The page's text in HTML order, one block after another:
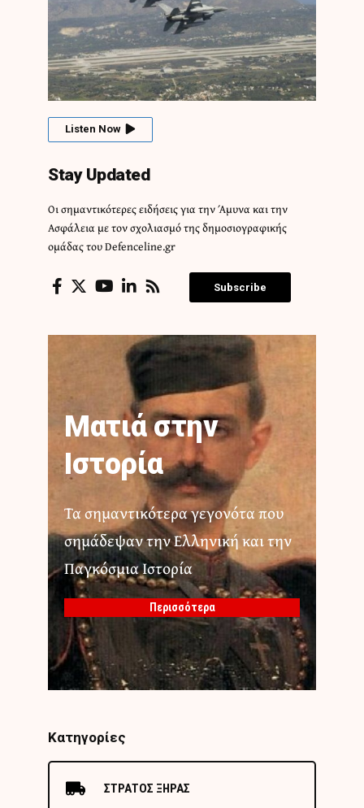
Listen Now
Stay Updated
Οι σημαντικότερες ειδήσεις για την Άμυνα και την
Ασφάλεια με τον σχολιασμό της δημοσιογραφικής
ομάδας του Defenceline.gr
Subscribe
Ματιά στην
Ιστορία
Τα σημαντικότερα γεγονότα που
σημάδεψαν την Ελληνική και την
Παγκόσμια Ιστορία
Περισσότερα
Κατηγορίες
ΣΤΡΑΤΟΣ ΞΗΡΑΣ